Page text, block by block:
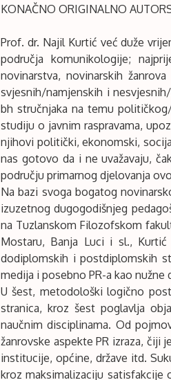
KONAČNO ORIGINALNO
Prof. dr. Najil Kurtić već duže
područja komunikologije;
novinarstva, novinarskih
svjesnih/namjenskih i
bh stručnjaka na temu
studiju o javnim raspravama,
njihovi politički, ekonomski,
nas gotovo da i ne uvažavaju,
području primarnog djelovanja
Na bazi svoga bogatog
izuzetnog dugogodišnjeg
na Tuzlanskom Filozofskom
Mostaru, Banja Luci i sl.,
dodiplomskih i postdiplomskih
medija i posebno PR-a kao
U šest, metodološki logično
stranica, kroz šest poglavlja
naučnim disciplinama. Od
žanrovske aspekte PR izraza, čiji
institucije, općine, države itd.
kroz maksimalizaciju